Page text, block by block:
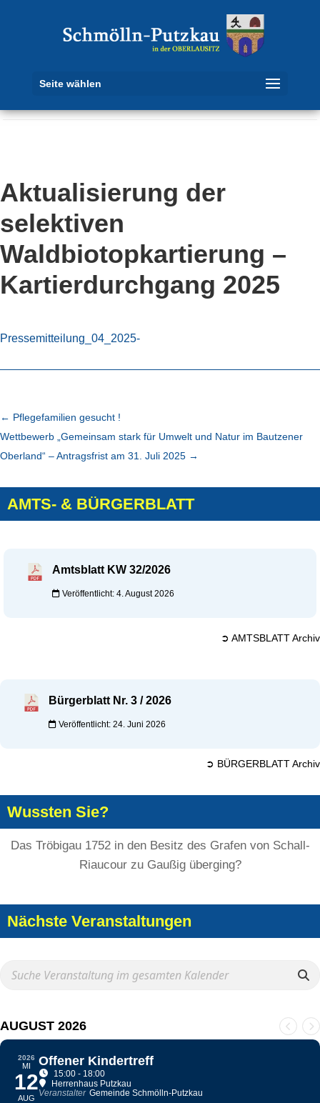
Seite wählen
Aktualisierung der
selektiven
Waldbiotopkartierung –
Kartierdurchgang 2025
Pressemitteilung_04_2025-
← Pflegefamilien gesucht !
Wettbewerb „Gemeinsam stark für Umwelt und Natur im Bautzener
Oberland“ – Antragsfrist am 31. Juli 2025 →
AMTS- & BÜRGERBLATT
Amtsblatt KW 32/2026
Veröffentlicht: 4. August 2026
➲ AMTSBLATT Archiv
Bürgerblatt Nr. 3 / 2026
Veröffentlicht: 24. Juni 2026
➲ BÜRGERBLATT Archiv
Wussten Sie?
Das Tröbigau 1752 in den Besitz des Grafen von Schall-
Riaucour zu Gaußig überging?
Nächste Veranstaltungen
AUGUST 2026
2026
MI
12
AUG
Offener Kindertreff
15:00 - 18:00
Herrenhaus Putzkau
Veranstalter Gemeinde Schmölln-Putzkau